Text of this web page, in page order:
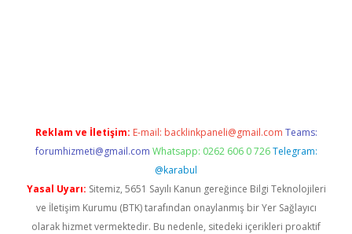
Reklam ve İletişim: E-mail: backlinkpaneli@gmail.com Teams:
forumhizmeti@gmail.com Whatsapp: 0262 606 0 726 Telegram:
@karabul
Yasal Uyarı: Sitemiz, 5651 Sayılı Kanun gereğince Bilgi Teknolojileri
ve İletişim Kurumu (BTK) tarafından onaylanmış bir Yer Sağlayıcı
olarak hizmet vermektedir. Bu nedenle, sitedeki içerikleri proaktif